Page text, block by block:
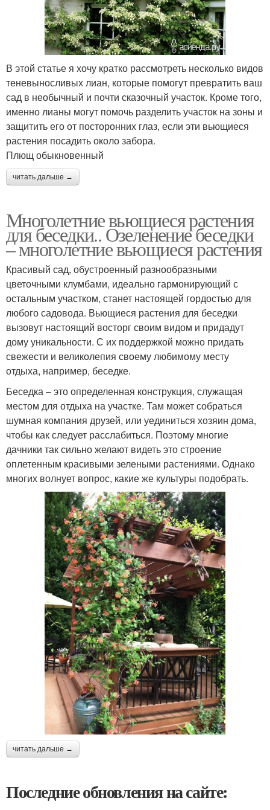
В этой статье я хочу кратко рассмотреть несколько видов
теневыносливых лиан, которые помогут превратить ваш
сад в необычный и почти сказочный участок. Кроме того,
именно лианы могут помочь разделить участок на зоны и
защитить его от посторонних глаз, если эти вьющиеся
растения посадить около забора.
Плющ обыкновенный
читать дальше →
Многолетние вьющиеся растения
для беседки.. Озеленение беседки
– многолетние вьющиеся растения
Красивый сад, обустроенный разнообразными
цветочными клумбами, идеально гармонирующий с
остальным участком, станет настоящей гордостью для
любого садовода. Вьющиеся растения для беседки
вызовут настоящий восторг своим видом и придадут
дому уникальности. С их поддержкой можно придать
свежести и великолепия своему любимому месту
отдыха, например, беседке.
Беседка – это определенная конструкция, служащая
местом для отдыха на участке. Там может собраться
шумная компания друзей, или уединиться хозяин дома,
чтобы как следует расслабиться. Поэтому многие
дачники так сильно желают видеть это строение
оплетенным красивыми зелеными растениями. Однако
многих волнует вопрос, какие же культуры подобрать.
читать дальше →
Последние обновления на сайте: